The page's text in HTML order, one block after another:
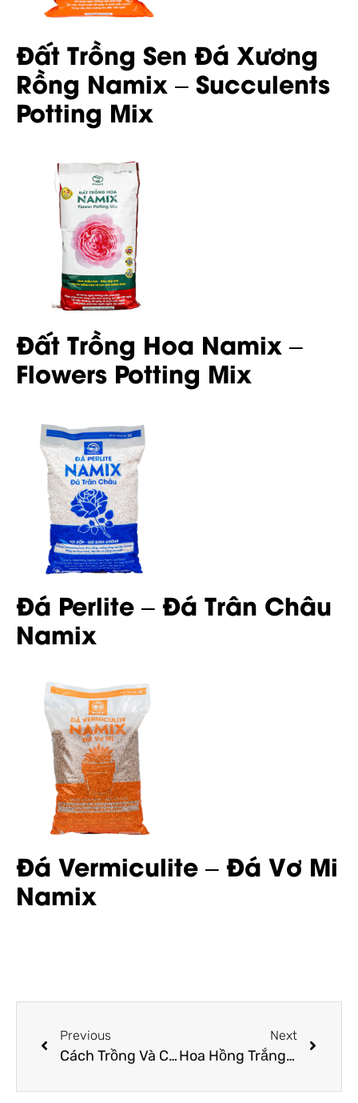
Đất Trồng Sen Đá Xương
Rồng Namix – Succulents
Potting Mix
Đất Trồng Hoa Namix –
Flowers Potting Mix
Đá Perlite – Đá Trân Châu
Namix
Đá Vermiculite – Đá Vơ Mi
Namix
Previous
Cách Trồng Và Chăm Sóc Hoa Ngũ Sắc Tím Rủ Siêu Đẹp
Next
Hoa Hồng Trắng: Ý Nghĩa, Đặc Điểm, Cách Trồng Và Chăm Sóc